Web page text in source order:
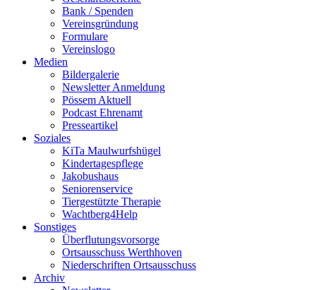
Bank / Spenden
Vereinsgründung
Formulare
Vereinslogo
Medien
Bildergalerie
Newsletter Anmeldung
Pössem Aktuell
Podcast Ehrenamt
Presseartikel
Soziales
KiTa Maulwurfshügel
Kindertagespflege
Jakobushaus
Seniorenservice
Tiergestützte Therapie
Wachtberg4Help
Sonstiges
Überflutungsvorsorge
Ortsausschuss Werthhoven
Niederschriften Ortsausschuss
Archiv